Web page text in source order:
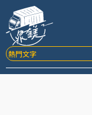
要
內